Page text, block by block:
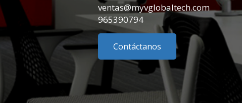
ventas@myvglobaltech.com
965390794
Contáctanos